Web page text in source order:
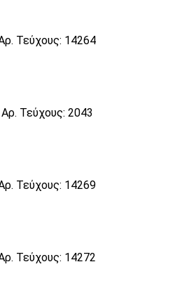
Τεύχους: 14264
Τεύχους: 2043
Τεύχους: 14269
Τεύχους: 14272